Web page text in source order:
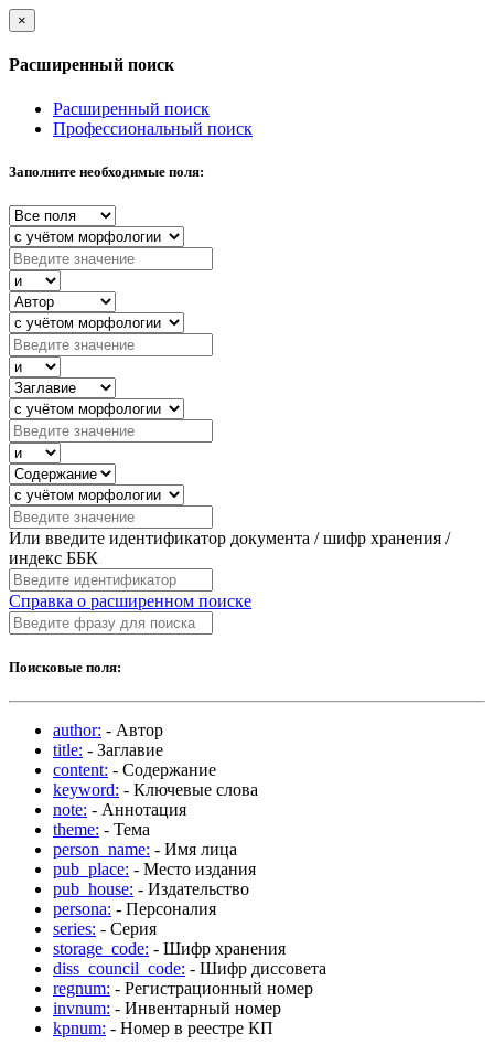
×
Расширенный поиск
Расширенный поиск
Профессиональный поиск
Заполните необходимые поля:
Или введите идентификатор документа / шифр хранения /
индекс ББК
Справка о расширенном поиске
Поисковые поля:
author: - Автор
title: - Заглавие
content: - Содержание
keyword: - Ключевые слова
note: - Аннотация
theme: - Тема
person_name: - Имя лица
pub_place: - Место издания
pub_house: - Издательство
persona: - Персоналия
series: - Серия
storage_code: - Шифр хранения
diss_council_code: - Шифр диссовета
regnum: - Регистрационный номер
invnum: - Инвентарный номер
kpnum: - Номер в реестре КП